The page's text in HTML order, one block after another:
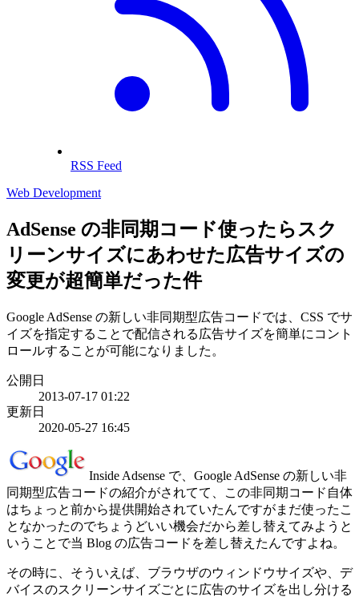
RSS Feed
Web Development
AdSense の非同期コード使ったらスク
リーンサイズにあわせた広告サイズの
変更が超簡単だった件
Google AdSense の新しい非同期型広告コードでは、CSS でサ
イズを指定することで配信される広告サイズを簡単にコント
ロールすることが可能になりました。
公開日
2013-07-17 01:22
更新日
2020-05-27 16:45
Inside Adsense で、Google AdSense の新しい非
同期型広告コードの紹介がされてて、この非同期コード自体
はちょっと前から提供開始されていたんですがまだ使ったこ
となかったのでちょうどいい機会だから差し替えてみようと
いうことで当 Blog の広告コードを差し替えたんですよね。
その時に、そういえば、ブラウザのウィンドウサイズや、デ
バイスのスクリーンサイズごとに広告のサイズを出し分ける